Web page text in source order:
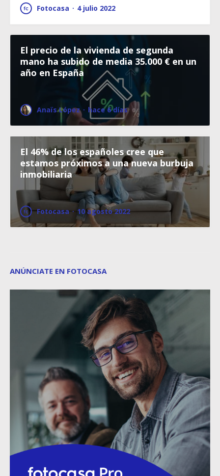
Fotocasa · 4 julio 2022
El precio de la vivienda de segunda
mano ha subido de media 35.000 € en un
año en España
Anaïs López · hace 6 días
El 46% de los españoles cree que
estamos próximos a una nueva burbuja
inmobiliaria
Fotocasa · 10 agosto 2022
ANÚNCIATE EN FOTOCASA